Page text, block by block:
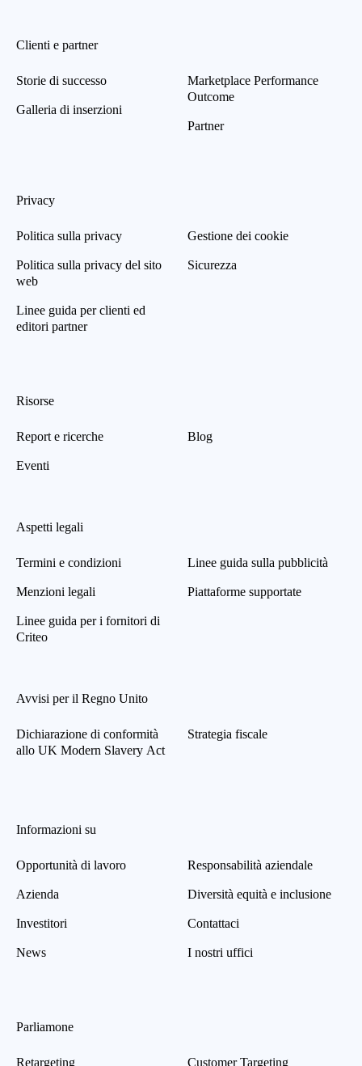
Clienti e partner
Storie di successo
Galleria di inserzioni
Marketplace Performance
Outcome
Partner
Privacy
Politica sulla privacy
Politica sulla privacy del sito
web
Linee guida per clienti ed
editori partner
Gestione dei cookie
Sicurezza
Risorse
Report e ricerche
Eventi
Blog
Aspetti legali
Termini e condizioni
Menzioni legali
Linee guida per i fornitori di
Criteo
Linee guida sulla pubblicità
Piattaforme supportate
Avvisi per il Regno Unito
Dichiarazione di conformità
allo UK Modern Slavery Act
Strategia fiscale
Informazioni su
Opportunità di lavoro
Azienda
Investitori
News
Responsabilità aziendale
Diversità equità e inclusione
Contattaci
I nostri uffici
Parliamone
Retargeting Customer Targeting